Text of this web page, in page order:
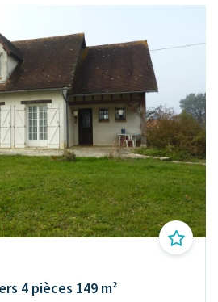
4 pièces 149 m²